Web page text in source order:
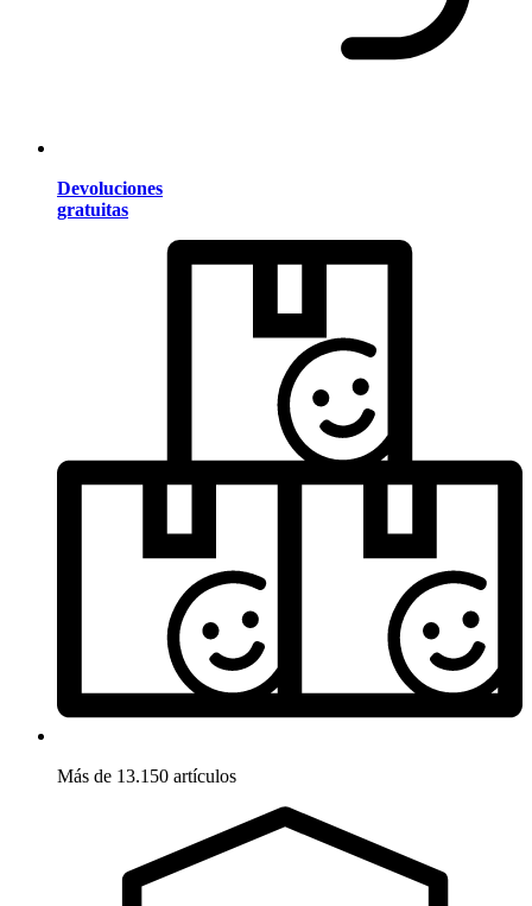
Devoluciones
gratuitas
Más de 13.150 artículos